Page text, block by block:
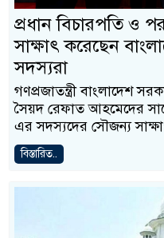
প্রধান বিচারপতি ও
সাক্ষাৎ করেছেন
সদস্যরা
গণপ্রজাতন্ত্রী বাংলাদেশ
সৈয়দ রেফাত আহমেদের
এর সদস্যদের সৌজন্য
বিস্তারিত..